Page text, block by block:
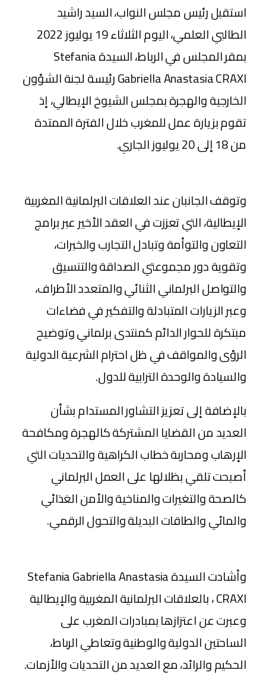
استقبل رئيس مجلس النواب، السيد راشيد
الطالبي العلمي، اليوم الثلاثاء 19 يوليوز 2022
بمقر المجلس في الرباط، السيدة Stefania
Gabriella Anastasia CRAXI رئيسة لجنة الشؤون
الخارجية والهجرة بمجلس الشيوخ الإيطالي، إذ
تقوم بزيارة عمل للمغرب خلال الفترة الممتدة
من 18 إلى 20 يوليوز الجاري.
وتوقف الجانبان عند العلاقات البرلمانية المغربية
الإيطالية، التي تعززت في العقد الأخير عبر برامج
التعاون والتوأمة وتبادل التجارب والخبرات،
وتقوية دور مجموعتي الصداقة والتنسيق
والتواصل البرلماني الثنائي والمتعدد الأطراف،
وعبر الزيارات المتبادلة والتفكير في فضاءات
مبتكرة للحوار الدائم كمنتدى برلماني وتوضيح
الرؤى والمواقف في ظل احترام الشرعية الدولية
والسيادة والوحدة الترابية للدول.
بالإضافة إلى تعزيز التشاور المستدام بشأن
العديد من القضايا المشتركة كالهجرة ومكافحة
الإرهاب ومحاربة خطاب الكراهية والتحديات التي
أصبحت تلقي بظلالها على العمل البرلماني
كالصحة والتغيرات والمناخية والأمن الغذائي
والمائي والطاقات البديلة والتحول الرقمي.
وأشادت السيدة Stefania Gabriella Anastasia
CRAXI ، بالعلاقات البرلمانية المغربية والإيطالية
وعبرت عن اعتزازها بمبادرات المغرب على
الساحتين الدولية والوطنية وتعاطي الرباط،
الحكيم والرائد، مع العديد من التحديات والأزمات.